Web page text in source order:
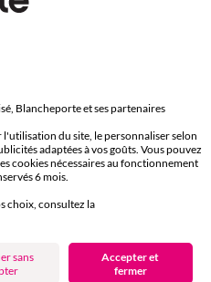
44 46 48
Blancheporte et ses partenaires
du site, le personnaliser selon
adaptées à vos goûts. Vous pouvez
cookies nécessaires au fonctionnement
6 mois.
choix, consultez la
sans
Accepter et
fermer